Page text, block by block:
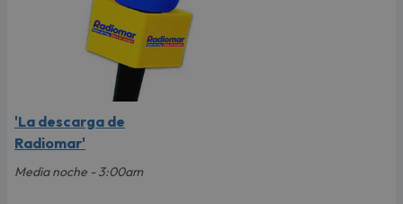
'La descarga de
Radiomar'
Media noche - 3:00am